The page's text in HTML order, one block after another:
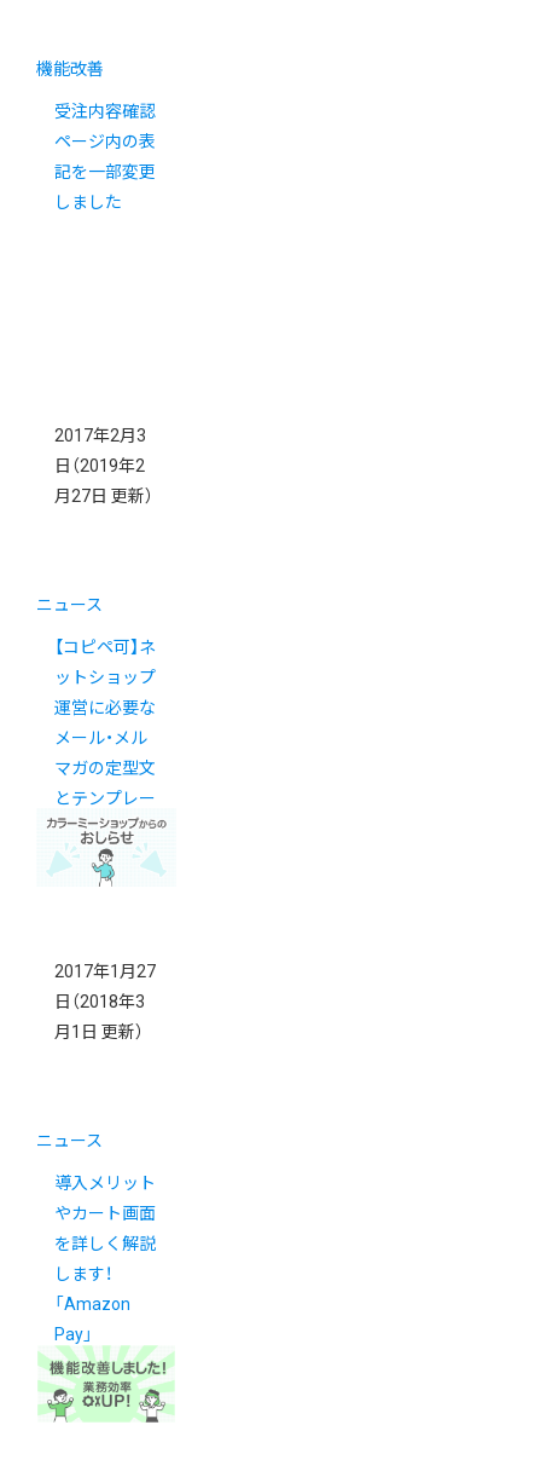
機能改善
受注内容確認
ページ内の表
記を一部変更
しました
2017年2月3
日 （2019年2
月27日 更新）
ニュース
【コピペ可】ネ
ットショップ
運営に必要な
メール・メル
マガの定型文
とテンプレー
トまとめ
2017年1月27
日 （2018年3
月1日 更新）
ニュース
導入メリット
やカート画面
を詳しく解説
します！
「Amazon
Pay」